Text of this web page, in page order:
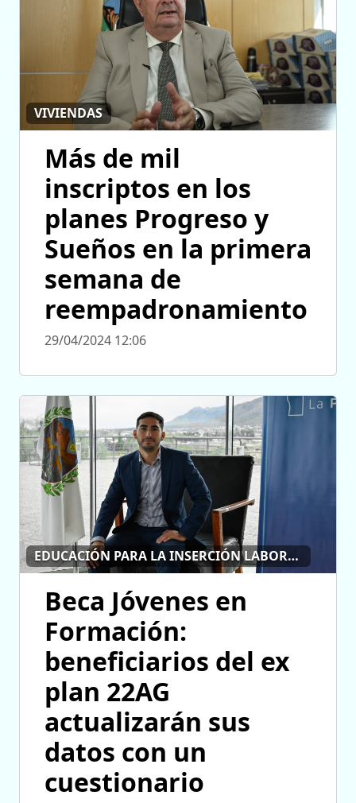
VIVIENDAS
Más de mil
inscriptos en los
planes Progreso y
Sueños en la primera
semana de
reempadronamiento
29/04/2024 12:06
EDUCACIÓN PARA LA INSERCIÓN LABORAL
Beca Jóvenes en
Formación:
beneficiarios del ex
plan 22AG
actualizarán sus
datos con un
cuestionario